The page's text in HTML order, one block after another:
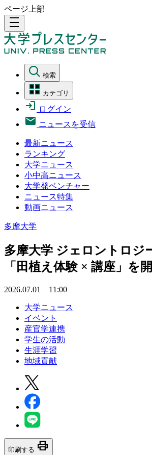
ページ上部
density_medium
検索
カテゴリ
ログイン
ニュースを受信
最新ニュース
ランキング
大学ニュース
小中高ニュース
大学発ベンチャー
ニュース特集
動画ニュース
多摩大学
多摩大学 ジェロントロジ
「田植え体験 × 講座」を
2026.07.01 11:00
大学ニュース
イベント
産官学連携
学生の活動
生涯学習
地域貢献
印刷する print